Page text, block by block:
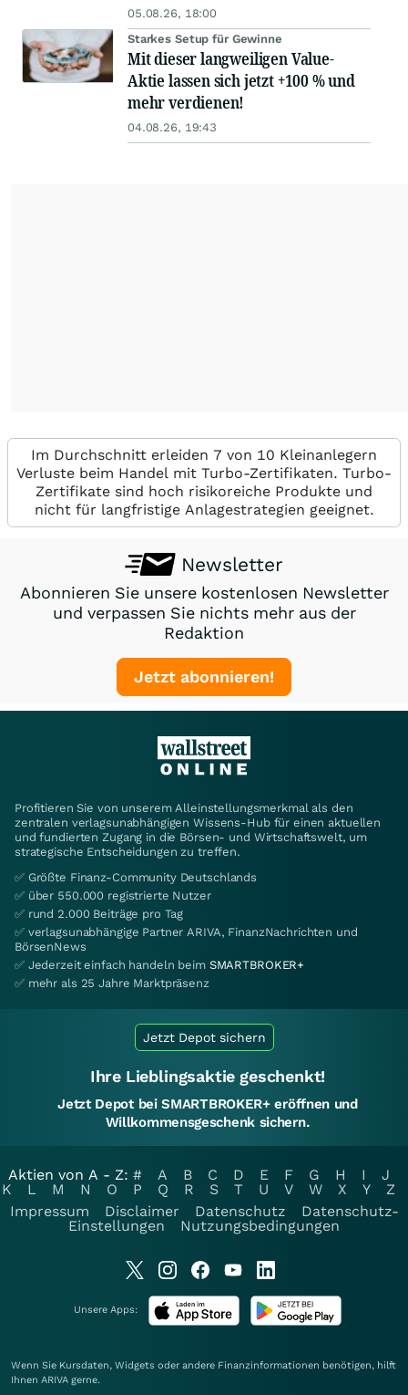
05.08.26, 18:00
Starkes Setup für Gewinne
Mit dieser langweiligen Value-
Aktie lassen sich jetzt +100 % und
mehr verdienen!
04.08.26, 19:43
Im Durchschnitt erleiden 7 von 10 Kleinanlegern
Verluste beim Handel mit Turbo-Zertifikaten. Turbo-
Zertifikate sind hoch risikoreiche Produkte und
nicht für langfristige Anlagestrategien geeignet.
Newsletter
Abonnieren Sie unsere kostenlosen Newsletter
und verpassen Sie nichts mehr aus der
Redaktion
Jetzt abonnieren!
Profitieren Sie von unserem Alleinstellungsmerkmal als den
zentralen verlagsunabhängigen Wissens-Hub für einen aktuellen
und fundierten Zugang in die Börsen- und Wirtschaftswelt, um
strategische Entscheidungen zu treffen.
✅ Größte Finanz-Community Deutschlands
✅ über 550.000 registrierte Nutzer
✅ rund 2.000 Beiträge pro Tag
✅ verlagsunabhängige Partner ARIVA, FinanzNachrichten und
BörsenNews
✅ Jederzeit einfach handeln beim SMARTBROKER+
✅ mehr als 25 Jahre Marktpräsenz
Jetzt Depot sichern
Ihre Lieblingsaktie geschenkt!
Jetzt Depot bei SMARTBROKER+ eröffnen und
Willkommensgeschenk sichern.
Aktien von A - Z: # A B C D E F G H I
J
K
L M N O P Q R S T U V W X Y
Z
Impressum
Disclaimer Datenschutz
Datenschutz-
Einstellungen
Nutzungsbedingungen
Unsere Apps:
Wenn Sie Kursdaten, Widgets oder andere Finanzinformationen benötigen, hilft
Ihnen ARIVA gerne.